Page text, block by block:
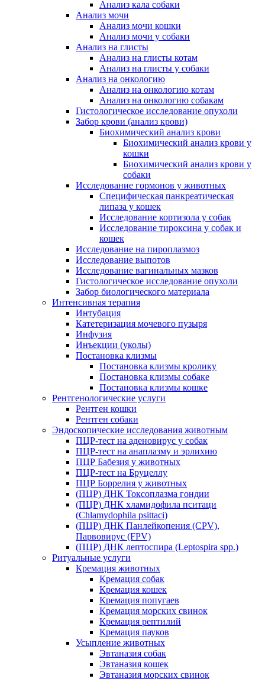
Анализ кала собаки
Анализ мочи
Анализ мочи кошки
Анализ мочи у собаки
Анализ на глисты
Анализ на глисты котам
Анализ на глисты у собаки
Анализ на онкологию
Анализ на онкологию котам
Анализ на онкологию собакам
Гистологическое исследование опухоли
Забор крови (анализ крови)
Биохимический анализ крови
Биохимический анализ крови у
кошки
Биохимический анализ крови у
собаки
Исследование гормонов у животных
Специфическая панкреатическая
липаза у кошек
Исследование кортизола у собак
Исследование тироксина у собак и
кошек
Исследование на пироплазмоз
Исследование выпотов
Исследование вагинальных мазков
Гистологическое исследование опухоли
Забор биологического материала
Интенсивная терапия
Интубация
Катетеризация мочевого пузыря
Инфузия
Инъекции (уколы)
Постановка клизмы
Постановка клизмы кролику
Постановка клизмы собаке
Постановка клизмы кошке
Рентгенологические услуги
Рентген кошки
Рентген собаки
Эндоскопические исследования животным
ПЦР-тест на аденовирус у собак
ПЦР-тест на анаплазму и эрлихию
ПЦР Бабезия у животных
ПЦР-тест на Бруцеллу
ПЦР Боррелия у животных
(ПЦР) ДНК Токсоплазма гондии
(ПЦР) ДНК хламидофила пситаци
(Chlamydophila psittaci)
(ПЦР) ДНК Панлейкопения (CPV),
Парвовирус (FPV)
(ПЦР) ДНК лептоспира (Leptospira spp.)
Ритуальные услуги
Кремация животных
Кремация собак
Кремация кошек
Кремация попугаев
Кремация морских свинок
Кремация рептилий
Кремация пауков
Усыпление животных
Эвтаназия собак
Эвтаназия кошек
Эвтаназия морских свинок